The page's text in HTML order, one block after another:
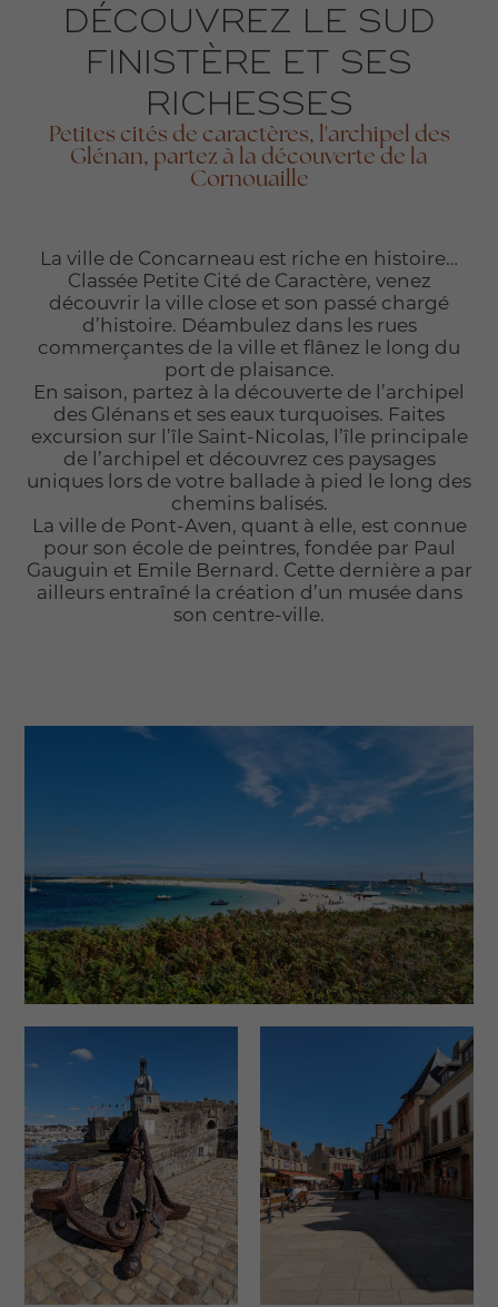
DÉCOUVREZ LE SUD
FINISTÈRE ET SES
RICHESSES
Petites cités de caractères, l'archipel des
Glénan, partez à la découverte de la
Cornouaille
La ville de Concarneau est riche en histoire…
Classée Petite Cité de Caractère, venez
découvrir la ville close et son passé chargé
d’histoire. Déambulez dans les rues
commerçantes de la ville et flânez le long du
port de plaisance.
En saison, partez à la découverte de l’archipel
des Glénans et ses eaux turquoises. Faites
excursion sur l’île Saint-Nicolas, l’île principale
de l’archipel et découvrez ces paysages
uniques lors de votre ballade à pied le long des
chemins balisés.
La ville de Pont-Aven, quant à elle, est connue
pour son école de peintres, fondée par Paul
Gauguin et Emile Bernard. Cette dernière a par
ailleurs entraîné la création d’un musée dans
son centre-ville.